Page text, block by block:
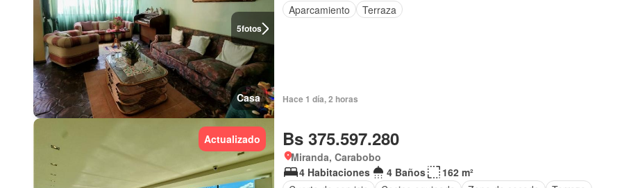
5fotos
Casa
Aparcamiento
Terraza
Hace 1 día, 2 horas
Actualizado Bs 375.597.280
Miranda, Carabobo
4 Habitaciones
4 Baños
162 m²